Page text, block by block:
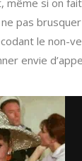
même si on
pas brusquer
le non-
envie